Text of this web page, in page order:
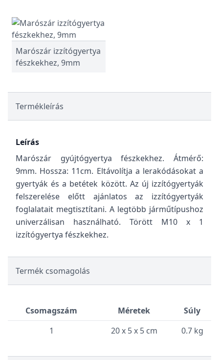
Marószár izzítógyertya
fészkekhez, 9mm
Termékleírás
Leírás
Marószár gyújtógyertya fészkekhez. Átmérő:
9mm. Hossza: 11cm. Eltávolítja a lerakódásokat a
gyertyák és a betétek között. Az új izzítógyertyák
felszerelése előtt ajánlatos az izzítógyertyák
foglalatait megtisztítani. A legtöbb járműtípushoz
univerzálisan használható. Törött M10 x 1
izzítógyertya fészkekhez.
Termék csomagolás
Csomagszám Méretek
Súly
1
20 x 5 x 5 cm 0.7 kg